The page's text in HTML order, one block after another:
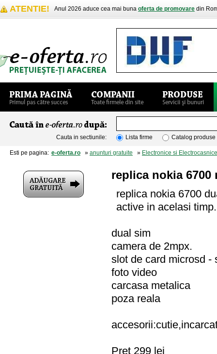
ATENTIE! Anul 2026 aduce cea mai buna oferta de promovare din
Cauta in sectiunile: Lista firme Catalog produse
Esti pe pagina: e-oferta.ro » anunturi gratuite » Electronice si Electrocasnice
replica nokia
replica nokia 6700
active in acelasi timp.
dual sim
camera de 2mpx.
slot de card microsd -
foto video
carcasa metalica
poza reala
Pret 299 lei